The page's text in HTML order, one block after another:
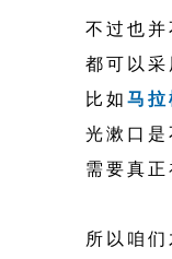
不过也并
都可以采
比如马拉
光漱口是
需要真正
所以咱们